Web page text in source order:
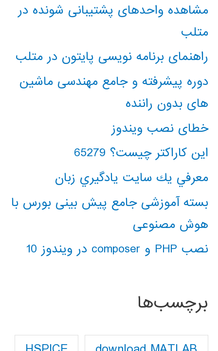
مشاهده واحدهای پشتیبانی شونده در
متلب
راهنمای برنامه نویسی پایتون در متلب
دوره پیشرفته و جامع مهندسی ماشین
های بدون راننده
خطای نصب ویندوز
این کاراکتر چیست؟ 65279
معرفي يك سايت يادگيري زبان
بسته آموزشی جامع پیش بینی بورس با
هوش مصنوعی
نصب PHP و composer در ویندوز 10
برچسب‌ها